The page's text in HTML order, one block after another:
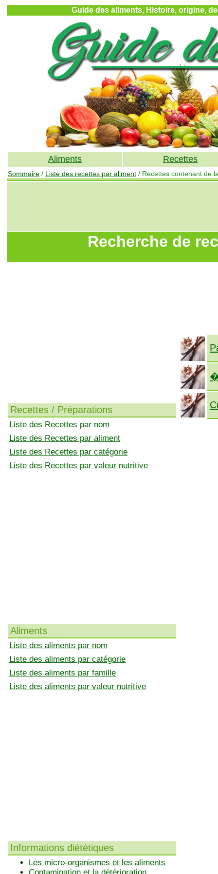
Guide des aliments, Histoire, origine,
Aliments Recettes
Sommaire / Liste des recettes par aliment / Recettes contenant de
Recherche de
Recettes / Préparations
Liste des Recettes par nom
Liste des Recettes par aliment
Liste des Recettes par catégorie
Liste des Recettes par valeur nutritive
Aliments
Liste des aliments par nom
Liste des aliments par catégorie
Liste des aliments par famille
Liste des aliments par valeur nutritive
Informations diététiques
Les micro-organismes et les aliments